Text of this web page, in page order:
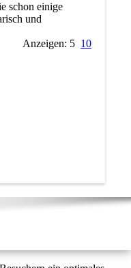
schon einige
und
Anzeigen: 5 10